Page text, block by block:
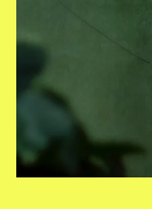
2023,